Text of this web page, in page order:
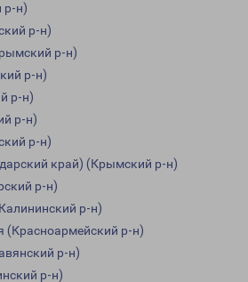
р-н)
р-н)
р-н)
р-н)
р-н)
р-н)
р-н)
край) (Крымский р-н)
р-н)
р-н)
(Красноармейский р-н)
р-н)
р-н)